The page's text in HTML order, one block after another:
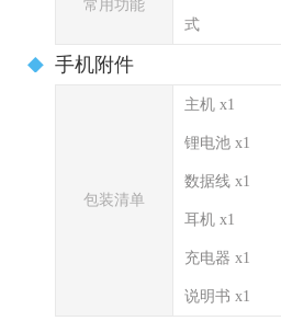
常用功能
式
手机附件
包装清单
主机 x1
锂电池 x1
数据线 x1
耳机 x1
充电器 x1
说明书 x1